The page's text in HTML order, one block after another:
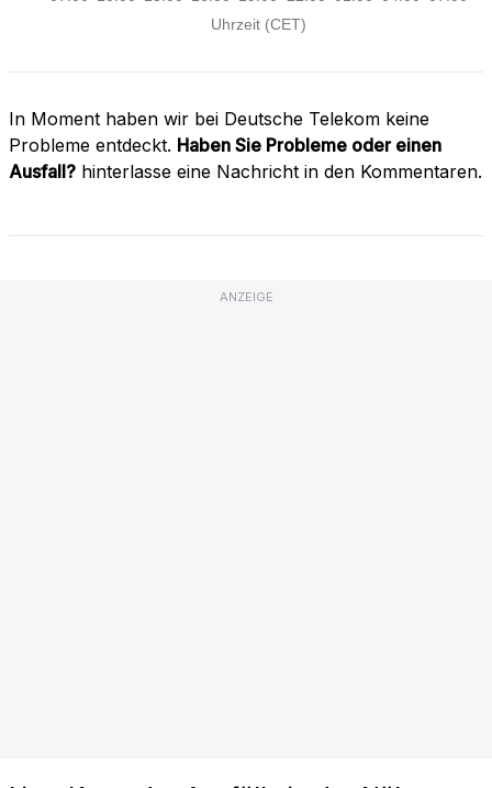
In Moment haben wir bei Deutsche Telekom keine
Probleme entdeckt. Haben Sie Probleme oder einen
Ausfall? hinterlasse eine Nachricht in den Kommentaren.
ANZEIGE